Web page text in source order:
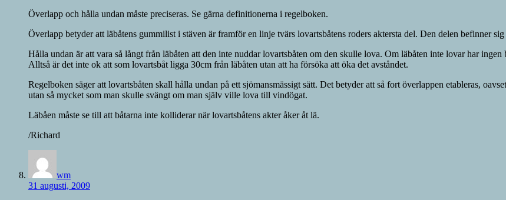
Överlapp och hålla undan måste preciseras. Se gärna definitionerna i regelboken.
Överlapp betyder att läbåtens gummilist i stäven är framför en linje tvärs lovartsbåtens roders aktersta del. Den delen befinner
Hålla undan är att vara så långt från läbåten att den inte nuddar lovartsbåten om den skulle lova. Om läbåten inte lovar har
Alltså är det inte ok att som lovartsbåt ligga 30cm från läbåten utan att ha försöka att öka det avståndet.
Regelboken säger att lovartsbåten skall hålla undan på ett sjömansmässigt sätt. Det betyder att så fort överlappen etableras,
utan så mycket som man skulle svängt om man själv ville lova till vindögat.
Läbåen måste se till att båtarna inte kolliderar när lovartsbåtens akter åker åt lä.
/Richard
wm
31 augusti, 2009